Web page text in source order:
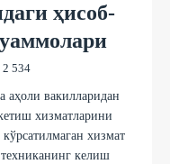
ҳисоб-
2 534
аҳоли вакилларидан
хизматларини
хизмат
келиш